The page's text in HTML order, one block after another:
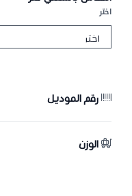
اختر
رقم الموديل
الوزن